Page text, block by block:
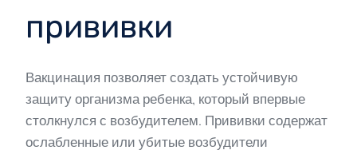
прививки
Вакцинация позволяет создать устойчивую
защиту организма ребенка, который впервые
столкнулся с возбудителем. Прививки содержат
ослабленные или убитые возбудители